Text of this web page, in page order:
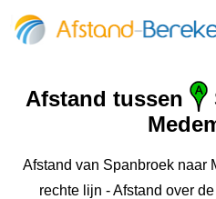
Afstand tussen
Afstand van Spanbroek naar
rechte lijn - Afstand over